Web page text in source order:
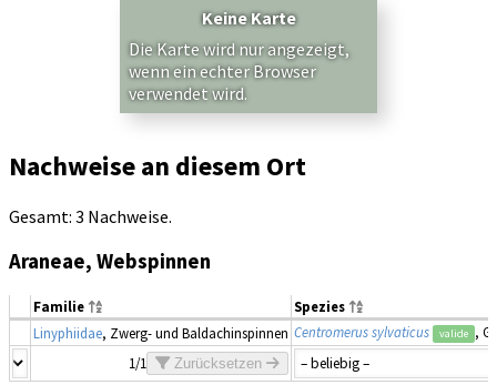
Keine Karte
Die Karte wird nur angezeigt,
wenn ein echter Browser
verwendet wird.
Nachweise an diesem Ort
Gesamt: 3 Nachweise.
Araneae, Webspinnen
Familie
Spezies
Linyphiidae, Zwerg- und Baldachinspinnen Centromerus sylvaticus valide ,
1/1
Zurücksetzen